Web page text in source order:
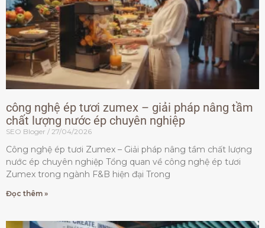
công nghệ ép tươi zumex – giải pháp nâng tầm
chất lượng nước ép chuyên nghiệp
SEO Bloger 27/04/2026
Công nghệ ép tươi Zumex – Giải pháp nâng tầm chất lượng
nước ép chuyên nghiệp Tổng quan về công nghệ ép tươi
Zumex trong ngành F&B hiện đại Trong
Đọc thêm »